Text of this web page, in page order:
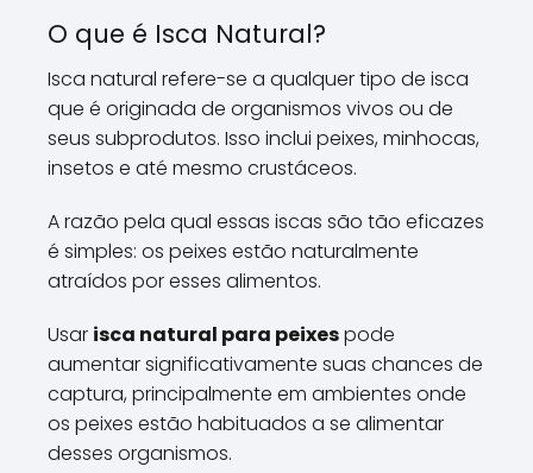
O que é Isca Natural?
Isca natural refere-se a qualquer tipo de isca
que é originada de organismos vivos ou de
seus subprodutos. Isso inclui peixes, minhocas,
insetos e até mesmo crustáceos.
A razão pela qual essas iscas são tão eficazes
é simples: os peixes estão naturalmente
atraídos por esses alimentos.
Usar isca natural para peixespode
aumentar significativamente suas chances de
captura, principalmente em ambientes onde
os peixes estão habituados a se alimentar
desses organismos.